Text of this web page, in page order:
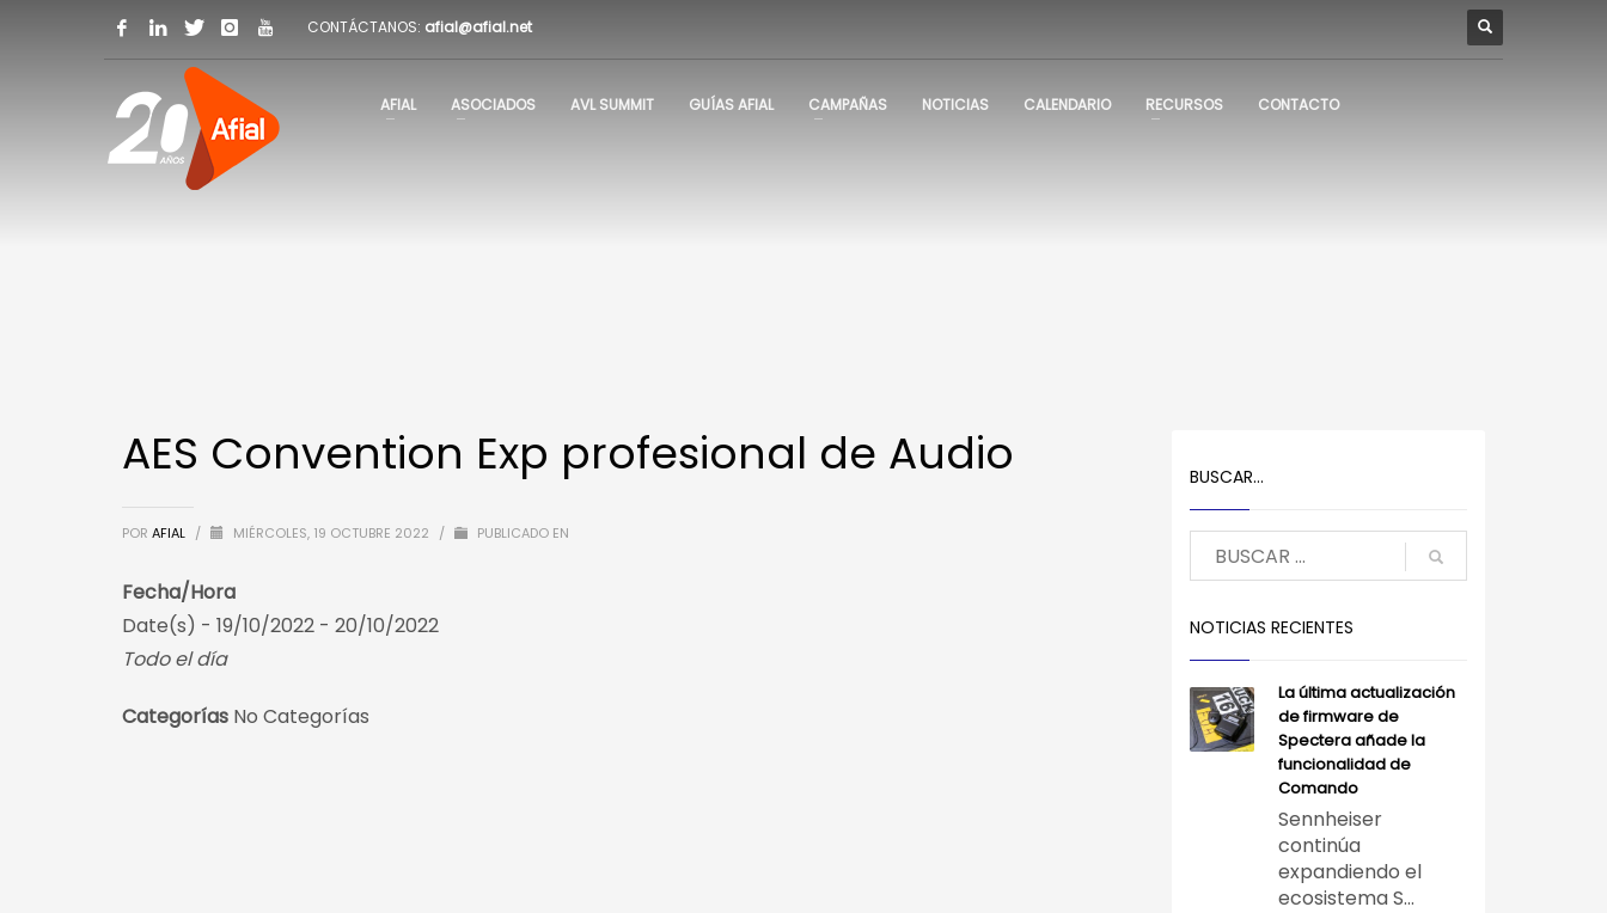
CONTÁCTANOS: afial@afial.net
AFIAL ASOCIADOS AVL SUMMIT GUÍAS AFIAL CAMPAÑAS NOTICIAS CALENDARIO RECURSOS CONTACTO
AES Convention Exp profesional de Audio
POR AFIAL / MIÉRCOLES, 19 OCTUBRE 2022 / PUBLICADO EN
Fecha/Hora
Date(s) - 19/10/2022 - 20/10/2022
Todo el día
Categorías No Categorías
BUSCAR…
NOTICIAS RECIENTES
La última actualización
de firmware de
Spectera añade la
funcionalidad de
Comando
Sennheiser
continúa
expandiendo el
ecosistema S...